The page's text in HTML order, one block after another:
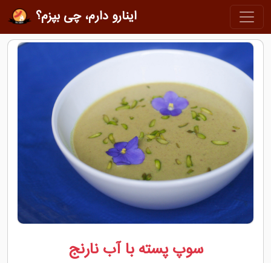
اینارو دارم، چی بپزم؟
سوپ پسته با آب نارنج